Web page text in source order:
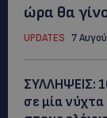
ώρα θα
UPDATES 7
ΣΥΛΛΗΨΕΙΣ:
σε μία